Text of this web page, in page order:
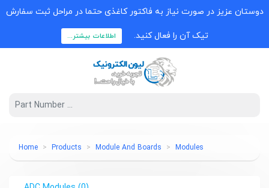
دوستان عزیز در صورت نیاز به فاکتور کاغذی حتما در مراحل ثبت سفارش
تیک آن را فعال کنید. اطلاعات بیشتر...
Home Products Module And Boards Modules